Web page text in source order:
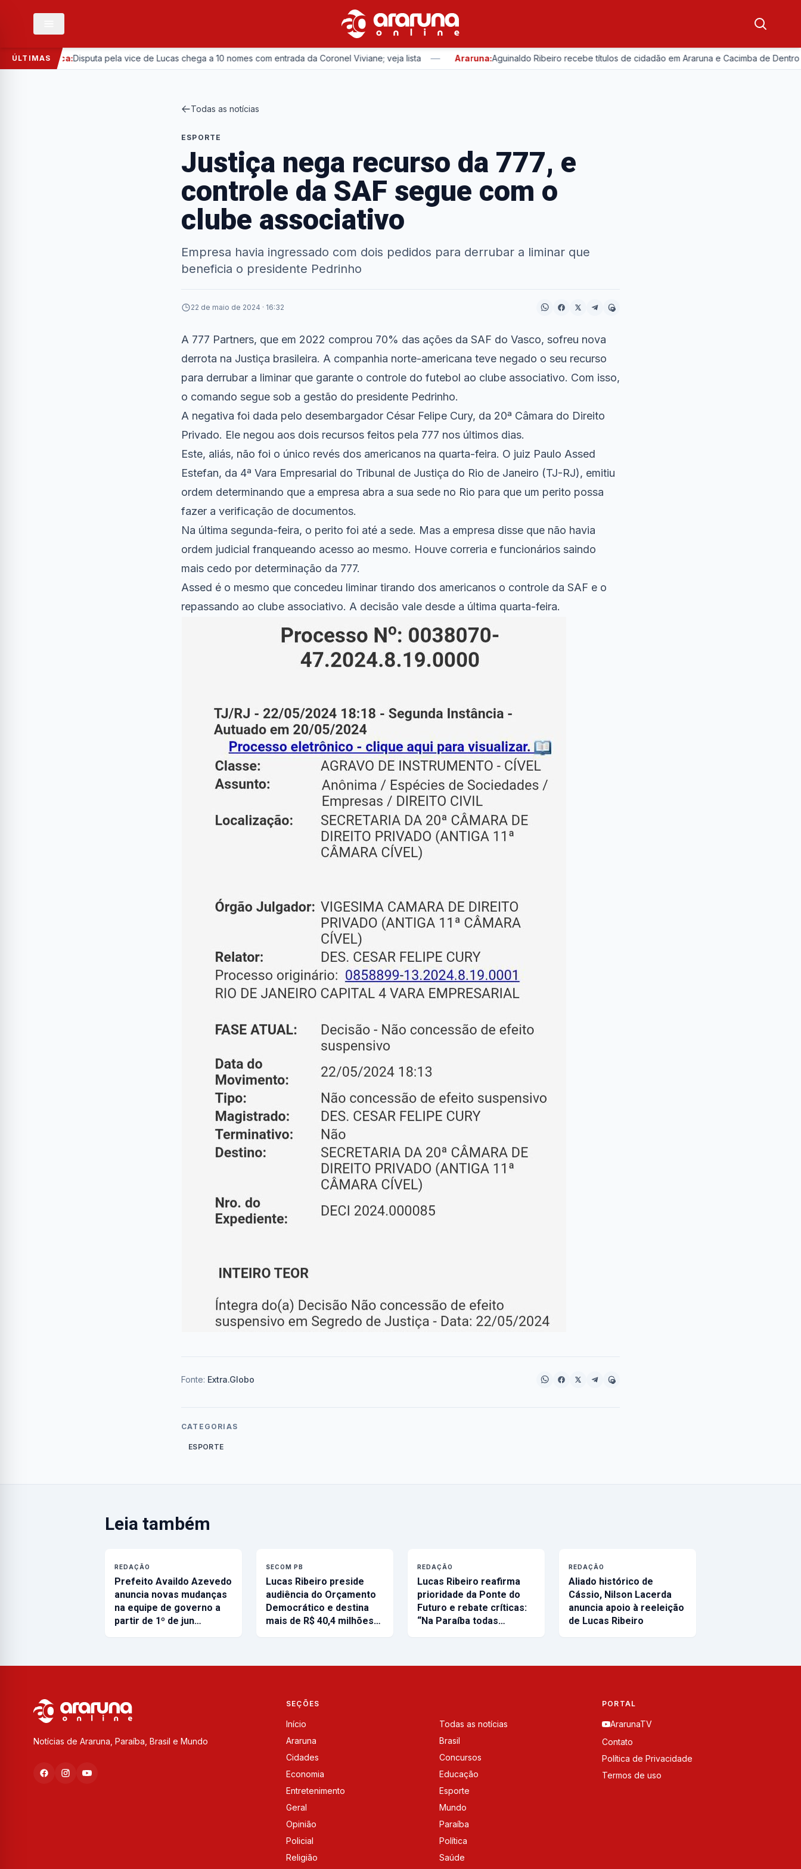
ÚLTIMAS
Política:Disputa pela vice de Lucas chega a 10 nomes com entrada da Coronel Viviane; veja lista — Araruna:Aguinaldo Ribeiro recebe títulos de cidadão em Araruna e Cacimba de Dentro —
Todas as notícias
ESPORTE
Justiça nega recurso da 777, e
controle da SAF segue com o
clube associativo
Empresa havia ingressado com dois pedidos para derrubar a liminar que
beneficia o presidente Pedrinho
22 de maio de 2024 · 16:32
A 777 Partners, que em 2022 comprou 70% das ações da SAF do Vasco, sofreu nova
derrota na Justiça brasileira. A companhia norte-americana teve negado o seu recurso
para derrubar a liminar que garante o controle do futebol ao clube associativo. Com isso,
o comando segue sob a gestão do presidente Pedrinho.
A negativa foi dada pelo desembargador César Felipe Cury, da 20ª Câmara do Direito
Privado. Ele negou aos dois recursos feitos pela 777 nos últimos dias.
Este, aliás, não foi o único revés dos americanos na quarta-feira. O juiz Paulo Assed
Estefan, da 4ª Vara Empresarial do Tribunal de Justiça do Rio de Janeiro (TJ-RJ), emitiu
ordem determinando que a empresa abra a sua sede no Rio para que um perito possa
fazer a verificação de documentos.
Na última segunda-feira, o perito foi até a sede. Mas a empresa disse que não havia
ordem judicial franqueando acesso ao mesmo. Houve correria e funcionários saindo
mais cedo por determinação da 777.
Assed é o mesmo que concedeu liminar tirando dos americanos o controle da SAF e o
repassando ao clube associativo. A decisão vale desde a última quarta-feira.
Fonte: Extra.Globo
CATEGORIAS
ESPORTE
Leia também
REDAÇÃO
Prefeito Availdo Azevedo
anuncia novas mudanças
na equipe de governo a
partir de 1º de jun…
SECOM PB
Lucas Ribeiro preside
audiência do Orçamento
Democrático e destina
mais de R$ 40,4 milhões…
REDAÇÃO
Lucas Ribeiro reafirma
prioridade da Ponte do
Futuro e rebate críticas:
“Na Paraíba todas…
REDAÇÃO
Aliado histórico de
Cássio, Nilson Lacerda
anuncia apoio à reeleição
de Lucas Ribeiro
Notícias de Araruna, Paraíba, Brasil e Mundo
SEÇÕES
Início
Todas as notícias
Araruna
Brasil
Cidades
Concursos
Economia
Educação
Entretenimento
Esporte
Geral
Mundo
Opinião
Paraíba
Policial
Política
Religião
Saúde
PORTAL
ArarunaTV
Contato
Política de Privacidade
Termos de uso